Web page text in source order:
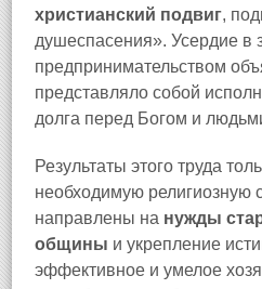
христианский подвиг,
душеспасения». Усердие в
предпринимательством
представляло собой
долга перед Богом и
Результаты этого труда
необходимую религиозную
направлены на нужды
общины и укрепление
эффективное и умелое